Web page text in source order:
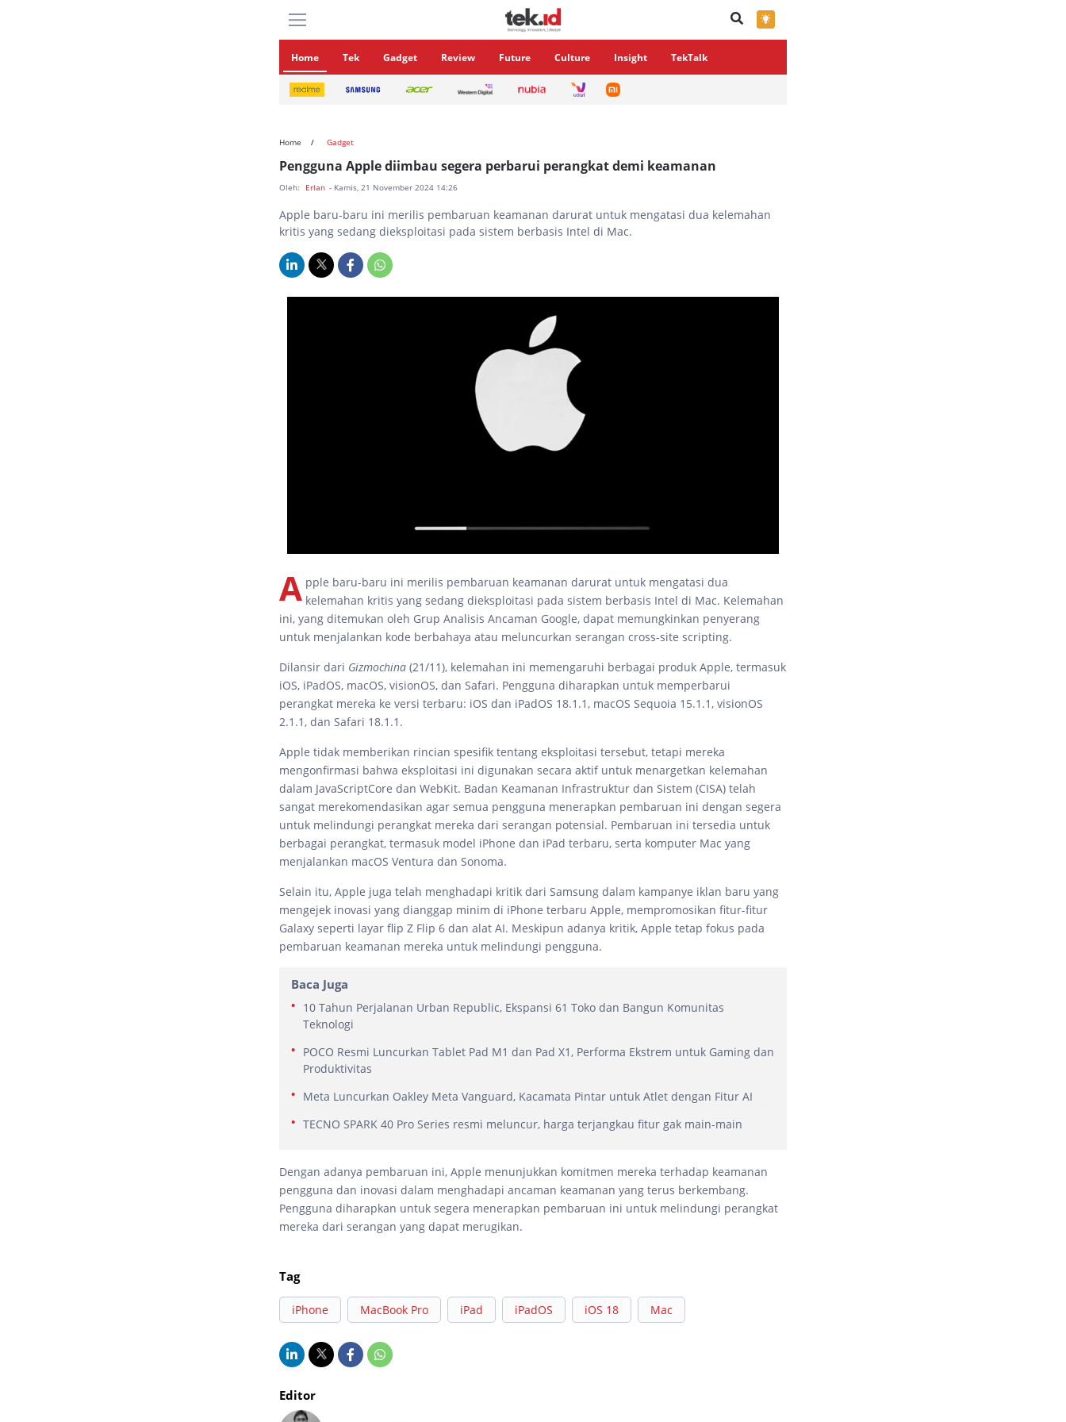
×
Home Tek Gadget Review Future Culture Insight TekTalk
Home Gadget
Pengguna Apple diimbau segera perbarui perangkat demi keamanan
Oleh: Erlan - Kamis, 21 November 2024 14:26
Apple baru-baru ini merilis pembaruan keamanan darurat untuk mengatasi dua kelemahan
kritis yang sedang dieksploitasi pada sistem berbasis Intel di Mac.
A pple baru-baru ini merilis pembaruan keamanan darurat untuk mengatasi dua
kelemahan kritis yang sedang dieksploitasi pada sistem berbasis Intel di Mac. Kelemahan
ini, yang ditemukan oleh Grup Analisis Ancaman Google, dapat memungkinkan penyerang
untuk menjalankan kode berbahaya atau meluncurkan serangan cross-site scripting.
Dilansir dari Gizmochina (21/11), kelemahan ini memengaruhi berbagai produk Apple, termasuk
iOS, iPadOS, macOS, visionOS, dan Safari. Pengguna diharapkan untuk memperbarui
perangkat mereka ke versi terbaru: iOS dan iPadOS 18.1.1, macOS Sequoia 15.1.1, visionOS
2.1.1, dan Safari 18.1.1.
Apple tidak memberikan rincian spesifik tentang eksploitasi tersebut, tetapi mereka
mengonfirmasi bahwa eksploitasi ini digunakan secara aktif untuk menargetkan kelemahan
dalam JavaScriptCore dan WebKit. Badan Keamanan Infrastruktur dan Sistem (CISA) telah
sangat merekomendasikan agar semua pengguna menerapkan pembaruan ini dengan segera
untuk melindungi perangkat mereka dari serangan potensial. Pembaruan ini tersedia untuk
berbagai perangkat, termasuk model iPhone dan iPad terbaru, serta komputer Mac yang
menjalankan macOS Ventura dan Sonoma.
Selain itu, Apple juga telah menghadapi kritik dari Samsung dalam kampanye iklan baru yang
mengejek inovasi yang dianggap minim di iPhone terbaru Apple, mempromosikan fitur-fitur
Galaxy seperti layar flip Z Flip 6 dan alat AI. Meskipun adanya kritik, Apple tetap fokus pada
pembaruan keamanan mereka untuk melindungi pengguna.
Baca Juga
10 Tahun Perjalanan Urban Republic, Ekspansi 61 Toko dan Bangun Komunitas
Teknologi
POCO Resmi Luncurkan Tablet Pad M1 dan Pad X1, Performa Ekstrem untuk Gaming dan
Produktivitas
Meta Luncurkan Oakley Meta Vanguard, Kacamata Pintar untuk Atlet dengan Fitur AI
TECNO SPARK 40 Pro Series resmi meluncur, harga terjangkau fitur gak main-main
Dengan adanya pembaruan ini, Apple menunjukkan komitmen mereka terhadap keamanan
pengguna dan inovasi dalam menghadapi ancaman keamanan yang terus berkembang.
Pengguna diharapkan untuk segera menerapkan pembaruan ini untuk melindungi perangkat
mereka dari serangan yang dapat merugikan.
Tag
iPhone MacBook Pro iPad iPadOS iOS 18 Mac
Editor